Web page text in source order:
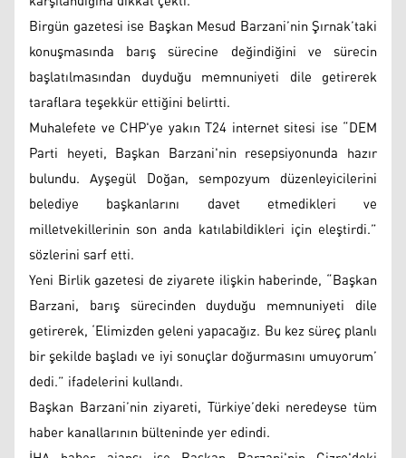
Birgün gazetesi ise Başkan Mesud Barzani’nin Şırnak’taki
konuşmasında barış sürecine değindiğini ve sürecin
başlatılmasından duyduğu memnuniyeti dile getirerek
taraflara teşekkür ettiğini belirtti.
Muhalefete ve CHP'ye yakın T24 internet sitesi ise “DEM
Parti heyeti, Başkan Barzani'nin resepsiyonunda hazır
bulundu. Ayşegül Doğan, sempozyum düzenleyicilerini
belediye başkanlarını davet etmedikleri ve
milletvekillerinin son anda katılabildikleri için eleştirdi.”
sözlerini sarf etti.
Yeni Birlik gazetesi de ziyarete ilişkin haberinde, “Başkan
Barzani, barış sürecinden duyduğu memnuniyeti dile
getirerek, ‘Elimizden geleni yapacağız. Bu kez süreç planlı
bir şekilde başladı ve iyi sonuçlar doğurmasını umuyorum’
dedi.” ifadelerini kullandı.
Başkan Barzani’nin ziyareti, Türkiye’deki neredeyse tüm
haber kanallarının bülteninde yer edindi.